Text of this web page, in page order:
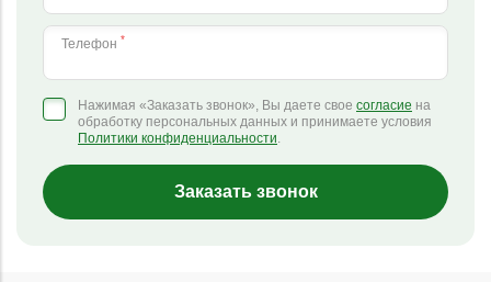
Телефон *
Нажимая «Заказать звонок», Вы даете свое согласие на
обработку персональных данных и принимаете условия
Политики конфиденциальности.
Заказать звонок